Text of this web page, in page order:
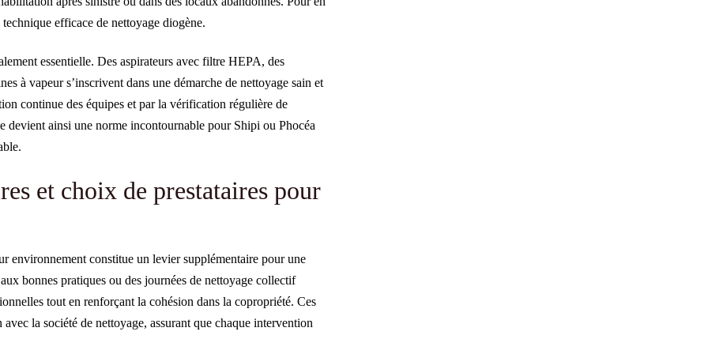
efficace de nettoyage diogène.
essentielle. Des aspirateurs avec filtre HEPA, des
à vapeur s’inscrivent dans une démarche de nettoyage sain et
continue des équipes et par la vérification régulière de
devient ainsi une norme incontournable pour Shipi ou Phocéa
et choix de prestataires pour
environnement constitue un levier supplémentaire pour une
bonnes pratiques ou des journées de nettoyage collectif
tout en renforçant la cohésion dans la copropriété. Ces
la société de nettoyage, assurant que chaque intervention